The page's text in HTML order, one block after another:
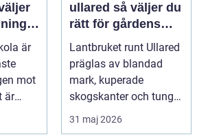
är
mot
är
ullared så väljer du
rätt för gårdens
behov
Lantbruket runt Ullared
präglas av blandad
mark, kuperade
skogskanter och tunga
arbetsmoment.
Däckva...
31 maj 2026